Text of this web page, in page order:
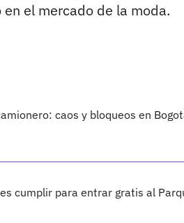
el mercado de la moda.
caos y bloqueos en
cumplir para entrar gratis al